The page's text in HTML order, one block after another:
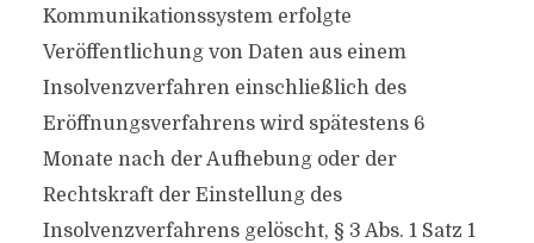
Kommunikationssystem erfolgte
Veröffentlichung von Daten aus einem
Insolvenzverfahren einschließlich des
Eröffnungsverfahrens wird spätestens 6
Monate nach der Aufhebung oder der
Rechtskraft der Einstellung des
Insolvenzverfahrens gelöscht, § 3 Abs. 1 Satz 1